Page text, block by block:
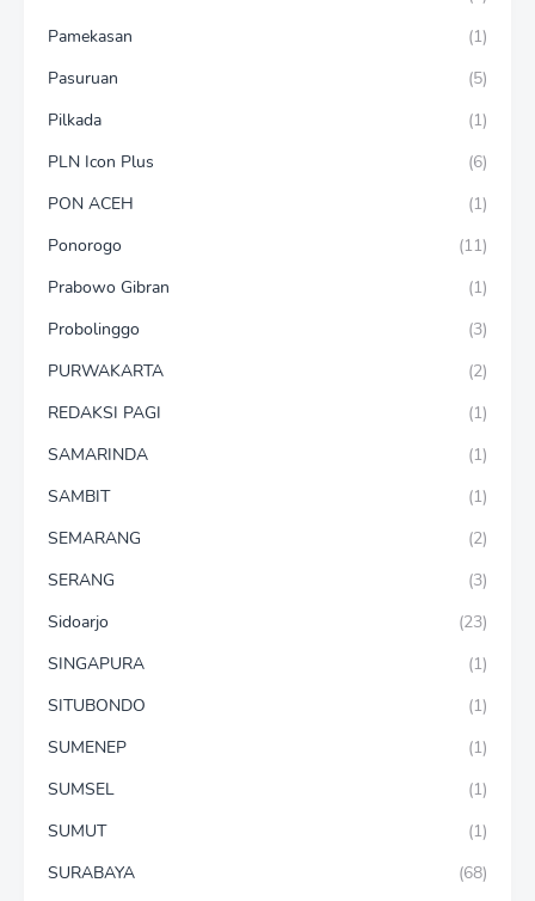
Pamekasan
(1)
Pasuruan
(5)
Pilkada
(1)
PLN Icon Plus
(6)
PON ACEH
(1)
Ponorogo
(11)
Prabowo Gibran
(1)
Probolinggo
(3)
PURWAKARTA
(2)
REDAKSI PAGI
(1)
SAMARINDA
(1)
SAMBIT
(1)
SEMARANG
(2)
SERANG
(3)
Sidoarjo
(23)
SINGAPURA
(1)
SITUBONDO
(1)
SUMENEP
(1)
SUMSEL
(1)
SUMUT
(1)
SURABAYA
(68)